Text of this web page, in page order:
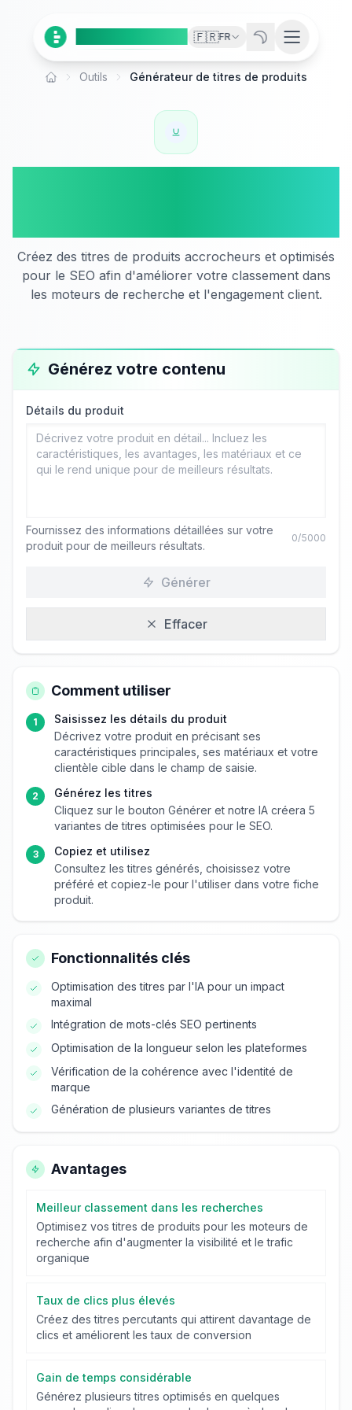
🇫🇷FR
AccueilOutils Générateur de titres de produits
Créez des titres de produits accrocheurs et optimisés
pour le SEO afin d'améliorer votre classement dans
les moteurs de recherche et l'engagement client.
Générez votre contenu
Détails du produit
Fournissez des informations détaillées sur votre
produit pour de meilleurs résultats.
0/5000
Générer
Effacer
Comment utiliser
1
Saisissez les détails du produit
Décrivez votre produit en précisant ses
caractéristiques principales, ses matériaux et votre
clientèle cible dans le champ de saisie.
2
Générez les titres
Cliquez sur le bouton Générer et notre IA créera 5
variantes de titres optimisées pour le SEO.
3
Copiez et utilisez
Consultez les titres générés, choisissez votre
préféré et copiez-le pour l'utiliser dans votre fiche
produit.
Fonctionnalités clés
Optimisation des titres par l'IA pour un impact
maximal
Intégration de mots-clés SEO pertinents
Optimisation de la longueur selon les plateformes
Vérification de la cohérence avec l'identité de
marque
Génération de plusieurs variantes de titres
Avantages
Meilleur classement dans les recherches
Optimisez vos titres de produits pour les moteurs de
recherche afin d'augmenter la visibilité et le trafic
organique
Taux de clics plus élevés
Créez des titres percutants qui attirent davantage de
clics et améliorent les taux de conversion
Gain de temps considérable
Générez plusieurs titres optimisés en quelques